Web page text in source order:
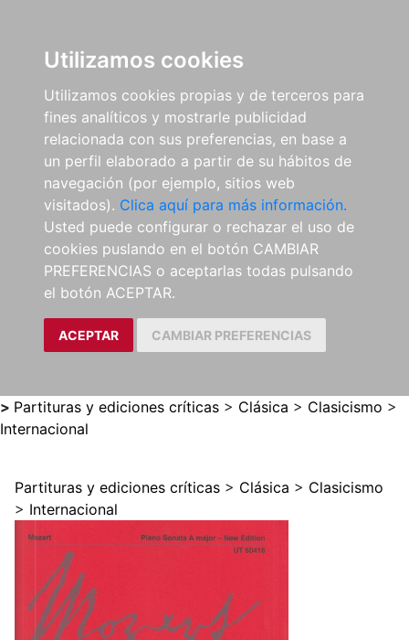
Utilizamos cookies
Utilizamos cookies propias y de terceros para
fines analíticos y mostrarle publicidad
relacionada con sus preferencias, en base a
un perfil elaborado a partir de su hábitos de
navegación (por ejemplo, sitios web
visitados). Clica aquí para más información.
Usted puede configurar o rechazar el uso de
cookies puslando en el botón CAMBIAR
PREFERENCIAS o aceptarlas todas pulsando
el botón ACEPTAR.
ACEPTAR CAMBIAR PREFERENCIAS
> Partituras y ediciones críticas > Clásica > Clasicismo >
Internacional
Partituras y ediciones críticas > Clásica > Clasicismo
> Internacional